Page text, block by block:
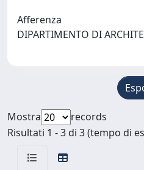
Afferenza
DIPARTIMENTO DI
Mostra
records
Risultati 1 - 3 di 3 (tempo di